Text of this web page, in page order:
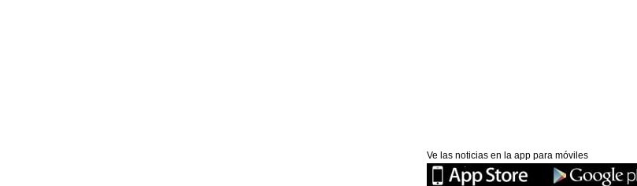
Ve las noticias en la app para móviles